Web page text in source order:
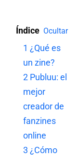
Índice Ocultar
1 ¿Qué es
un zine?
2 Publuu: el
mejor
creador de
fanzines
online
3 ¿Cómo